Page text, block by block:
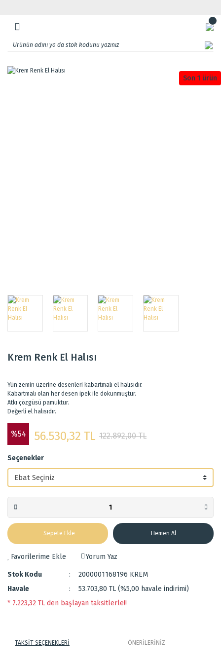
Son 1 ürün
Krem Renk El Halısı
Yün zemin üzerine desenleri kabartmalı el halısıdır.
Kabartmalı olan her desen ipek ile dokunmuştur.
Atkı çözgüsü pamuktur.
Değerli el halısıdır.
%54 56.530,32 TL 122.892,00 TL
Seçenekler
Sepete Ekle Hemen Al
Yorum Yaz
Stok Kodu
2000001168196 KREM
Havale
53.703,80 TL (%5,00 havale indirimi)
* 7.223,32 TL den başlayan taksitlerle!!
TAKSİT SEÇENEKLERİ ÖNERİLERİNİZ